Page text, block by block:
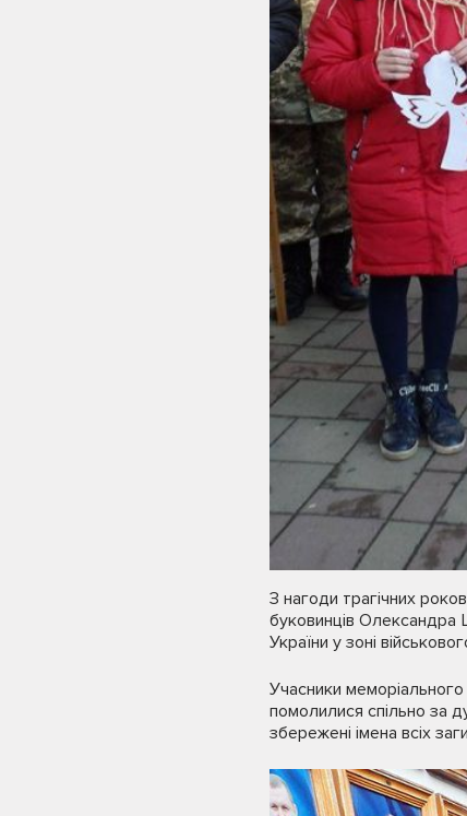
З нагоди трагічних
буковинців Олександра
України у зоні
Учасники
помолилися спільно за
збережені імена всіх